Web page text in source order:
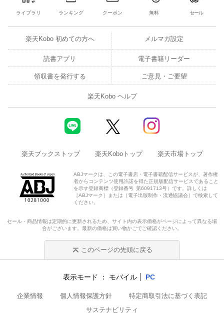
ライブラリ ランキング クーポン 無料 セール
楽天Kobo 初めての方へ メルマガ設定
読書アプリ 電子書籍リーダー
領収書を発行する ご意見・ご要望
楽天Kobo ヘルプ
楽天ブックストップ 楽天Koboトップ 楽天市場トップ
ABJマークは、この電子書店・電子書籍配信サービスが、著作権
者からコンテンツ使用許諾を得た正規版配信サービスであること
を示す登録商標（登録番号 第6091713号）です。詳しくは
［ABJマーク］または［電子出版制作・流通協議会］で検索して
ください。
セール・商品情報は定期的に更新されるため、サイト内の表示価格がページによって異なる場
合がございます。最新の価格は買い物かごでご確認ください。
このページの先頭に戻る
表示モード モバイル PC
企業情報 個人情報保護方針
特定商取引法に基づく表記
サステナビリティ